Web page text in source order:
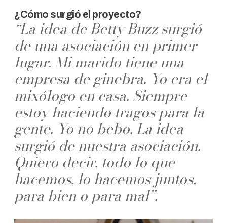
¿Cómo surgió el proyecto?
“La idea de Betty Buzz surgió
de una asociación en primer
lugar. Mi marido tiene una
empresa de ginebra. Yo era el
mixólogo en casa. Siempre
estoy haciendo tragos para la
gente. Yo no bebo. La idea
surgió de nuestra asociación.
Quiero decir, todo lo que
hacemos, lo hacemos juntos,
para bien o para mal”.